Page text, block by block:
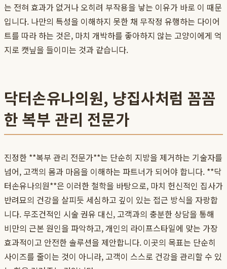
는 전혀 효과가 없거나 오히려 부작용을 낳는 이유가 바로 이 때문
입니다. 나만의 특성을 이해하지 못한 채 무작정 유행하는 다이어
트를 따라 하는 것은, 마치 개박하를 좋아하지 않는 고양이에게 억
지로 캣닢을 들이미는 것과 같습니다.
닥터손유나의원, 냥집사처럼 꼼꼼
한 복부 관리 전문가
진정한 **복부 관리 전문가**는 단순히 지방을 제거하는 기술자를
넘어, 고객의 몸과 마음을 이해하는 파트너가 되어야 합니다. **닥
터손유나의원**은 이러한 철학을 바탕으로, 마치 헌신적인 집사가
반려묘의 건강을 살피듯 세심하고 깊이 있는 접근 방식을 자랑합
니다. 무조건적인 시술 권유 대신, 고객과의 충분한 상담을 통해
비만의 근본 원인을 파악하고, 개인의 라이프스타일에 맞는 가장
효과적이고 안전한 솔루션을 제안합니다. 이곳의 목표는 단순히
사이즈를 줄이는 것이 아니라, 고객이 스스로 건강을 관리할 수 있